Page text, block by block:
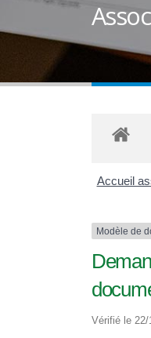
Accueil
Modèle de
Vérifié le